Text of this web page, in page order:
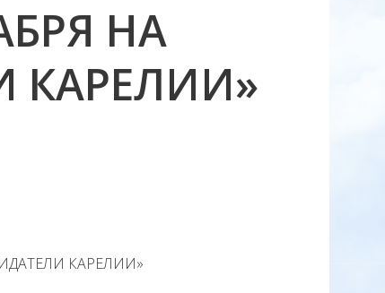
НА
КАРЕЛИИ»
КАРЕЛИИ»